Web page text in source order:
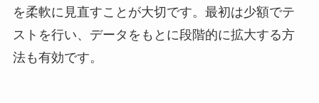
を柔軟に見直すことが大切です。最初は少額でテ
ストを行い、データをもとに段階的に拡大する方
法も有効です。